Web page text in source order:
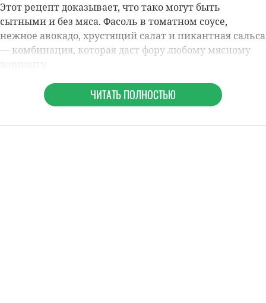
Этот рецепт доказывает, что тако могут быть
сытными и без мяса. Фасоль в томатном соусе,
нежное авокадо, хрустящий салат и пикантная сальса
— комбинация, которая даст фору любому мясному
ЧИТАТЬ ПОЛНОСТЬЮ